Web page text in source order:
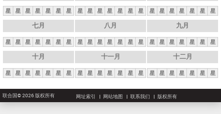
星 星 星 星 星 星 星 星 星 星 星 星 星 星 星 星 星 星 星 星 星
七月
星 星 星 星 星 星 星
八月
星 星 星 星 星 星 星
九月
星 星 星 星 星 星 星
十月
星 星 星 星 星 星 星
十一月
星 星 星 星 星 星 星
十二月
星 星 星 星 星 星 星
联合国© 2026 版权所有 网址索引 网站地图 联系我们 版权所有